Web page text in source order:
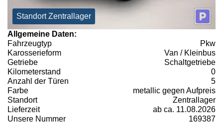
Standort Zentrallager
Allgemeine Daten:
Fahrzeugtyp
Pkw
Karosserieform
Van / Kleinbus
Getriebe
Schaltgetriebe
Kilometerstand
0
Anzahl der Türen
5
Farbe
metallic gegen Aufpreis
Standort
Zentrallager
Lieferzeit
ab ca. 11.08.2026
Unsere Nummer
169387